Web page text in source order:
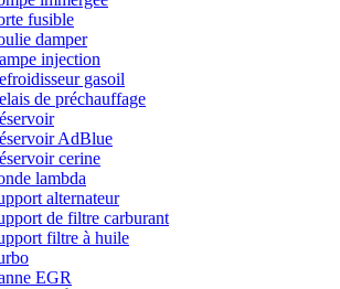
fusible
damper
injection
gasoil
de préchauffage
AdBlue
cerine
lambda
alternateur
de filtre carburant
filtre à huile
EGR